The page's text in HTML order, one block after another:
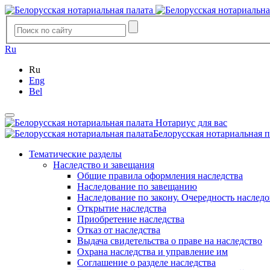
Ru
Ru
Eng
Bel
Нотариус для вас
Белорусская нотариальная
Тематические разделы
Наследство и завещания
Общие правила оформления наследства
Наследование по завещанию
Наследование по закону. Очередность
Открытие наследства
Приобретение наследства
Отказ от наследства
Выдача свидетельства о праве на наследство
Охрана наследства и управление им
Соглашение о разделе наследства